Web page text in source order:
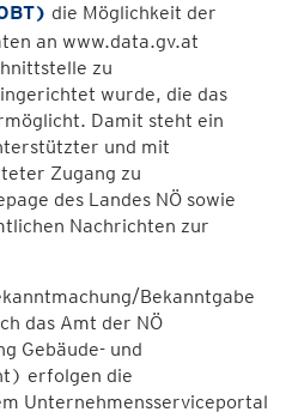
die Möglichkeit der
an www.data.gv.at
zu
wurde, die das
Damit steht ein
und mit
Zugang zu
des Landes NÖ sowie
Nachrichten zur
Bekanntgabe
das Amt der NÖ
Gebäude- und
erfolgen die
Unternehmensserviceportal